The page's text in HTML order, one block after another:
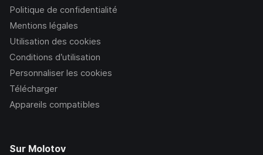
Politique de confidentialité
Mentions légales
Utilisation des cookies
Conditions d’utilisation
Personnaliser les cookies
Télécharger
Appareils compatibles
Sur Molotov